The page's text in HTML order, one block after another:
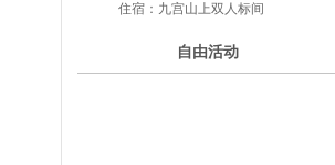
住宿：九宫山上双人标间
自由活动